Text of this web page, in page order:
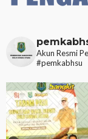
Akun Resmi
#pemkabhsu